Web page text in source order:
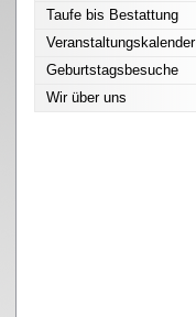
Taufe bis Bestattung
Veranstaltungskalender
Geburtstagsbesuche
Wir über uns